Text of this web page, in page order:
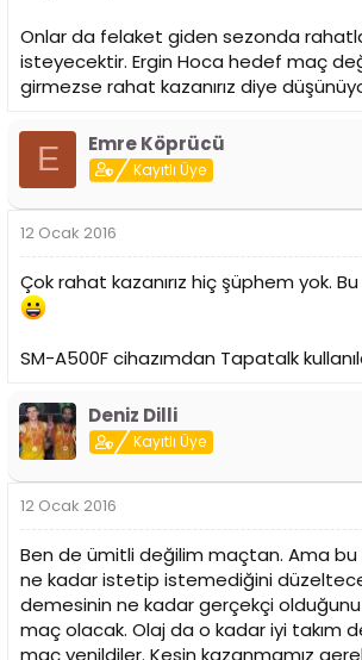
Onlar da felaket giden sezonda
isteyecektir. Ergin Hoca hedef maç
girmezse rahat kazanırız diye
E Emre Köprücü
Kayıtlı Üye
12 Ocak 2016
Çok rahat kazanırız hiç şüphem yok.
SM-A500F cihazımdan Tapatalk
Deniz Dilli
Kayıtlı Üye
12 Ocak 2016
Ben de ümitli değilim maçtan. Ama
ne kadar istetip istemediğini
demesinin ne kadar gerçekçi
maç olacak. Olaj da o kadar iyi takım
maç yenildiler. Kesin kazanmamız